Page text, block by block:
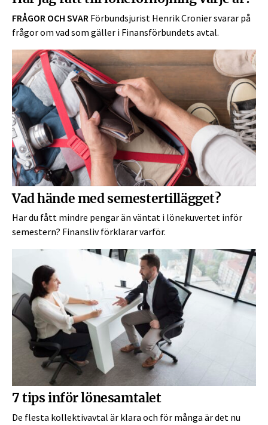
FRÅGOR OCH SVAR Förbundsjurist Henrik Cronier svarar på
frågor om vad som gäller i Finansförbundets avtal.
Vad hände med semestertillägget?
Har du fått mindre pengar än väntat i lönekuvertet inför
semestern? Finansliv förklarar varför.
7 tips inför lönesamtalet
De flesta kollektivavtal är klara och för många är det nu